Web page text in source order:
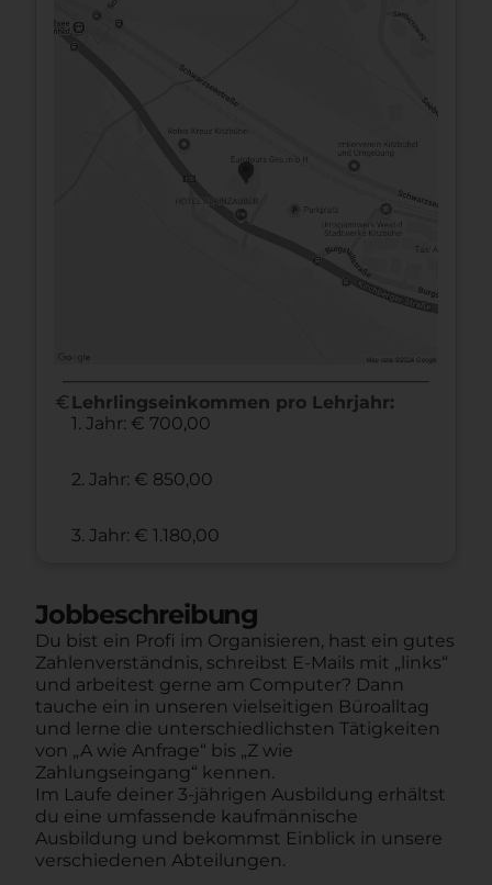
euro Lehrlingseinkommen pro Lehrjahr:
1. Jahr: € 700,00
2. Jahr: € 850,00
3. Jahr: € 1.180,00
Jobbeschreibung
Du bist ein Profi im Organisieren, hast ein gutes
Zahlenverständnis, schreibst E-Mails mit „links“
und arbeitest gerne am Computer? Dann
tauche ein in unseren vielseitigen Büroalltag
und lerne die unterschiedlichsten Tätigkeiten
von „A wie Anfrage“ bis „Z wie
Zahlungseingang“ kennen.
Im Laufe deiner 3-jährigen Ausbildung erhältst
du eine umfassende kaufmännische
Ausbildung und bekommst Einblick in unsere
verschiedenen Abteilungen.